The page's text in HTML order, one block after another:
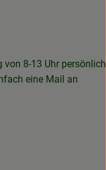
8-13 Uhr persönlich
eine Mail an